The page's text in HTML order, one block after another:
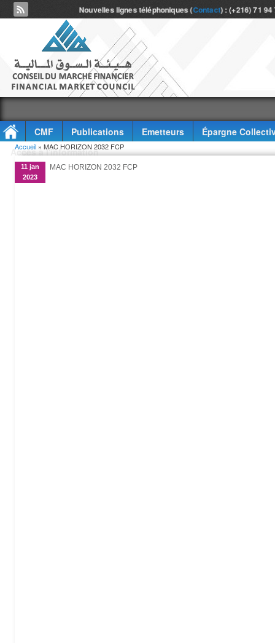
Nouvelles lignes téléphoniques (Contact) : (+216) 71
CMF Publications Emetteurs
Épargne
Accès à l'information
Vous êtes ici
Accueil » MAC HORIZON 2032 FCP
11 jan
2023
MAC HORIZON 2032 FCP